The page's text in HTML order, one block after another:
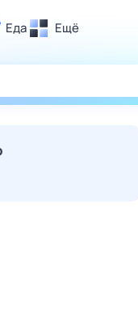
Еда Ещё